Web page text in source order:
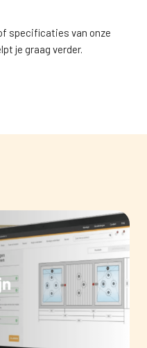
specificaties van onze
je graag verder.